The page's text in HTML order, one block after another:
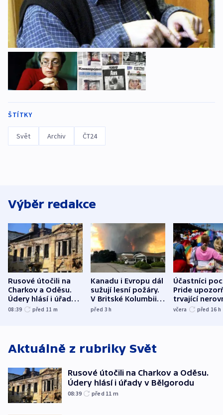
ŠTÍTKY
Svět Archiv ČT24
Výběr redakce
Rusové útočili na
Charkov a Oděsu.
Údery hlásí i úřady v
Bělgorodu
08:39 před 11 m
Kanadu i Evropu dál
sužují lesní požáry.
V Britské Kolumbii
evakuovali tisíce lidí
před 3h
Účastníci
Pride
trvající
včera před 16 h
Aktuálně z rubriky Svět
Rusové útočili na Charkov a Oděsu.
Údery hlásí i úřady v Bělgorodu
08:39 před 11 m